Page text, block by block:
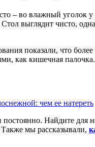
– во влажный уголок
выглядит чисто,
показали, что
как кишечная
чем ее натереть
Найдите для
мы рассказывали,